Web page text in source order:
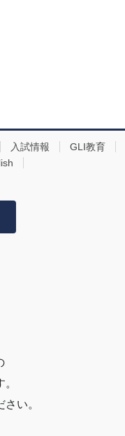
入試情報 GLI教育
い。